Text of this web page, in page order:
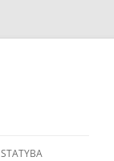
STATYBA